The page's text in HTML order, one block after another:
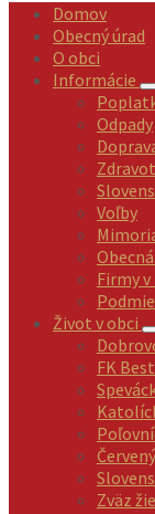
Domov
Obecný úrad
O obci
Informácie
Odpady
Voľby
Firmy
Život v obci
FK
Zväz